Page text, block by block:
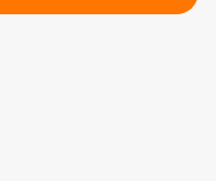
Gabi Weinkauf lädt dazu